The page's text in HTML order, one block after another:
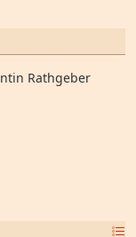
Rathgeber